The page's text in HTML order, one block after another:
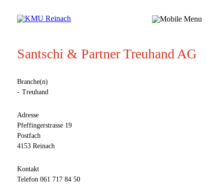
Santschi & Partner Treuhand AG
Branche(n)
Treuhand
Adresse
Pfeffingerstrasse 19
Postfach
4153 Reinach
Kontakt
Telefon 061 717 84 50